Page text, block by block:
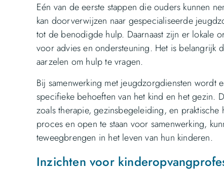
Eén van de eerste stappen die ouders kunnen
kan doorverwijzen naar gespecialiseerde
tot de benodigde hulp. Daarnaast zijn er lokale
voor advies en ondersteuning. Het is belangrijk
aarzelen om hulp te vragen.
Bij samenwerking met jeugdzorgdiensten wordt
specifieke behoeften van het kind en het gezin.
zoals therapie, gezinsbegeleiding, en
proces en open te staan voor samenwerking,
teweegbrengen in het leven van hun kinderen.
Inzichten voor